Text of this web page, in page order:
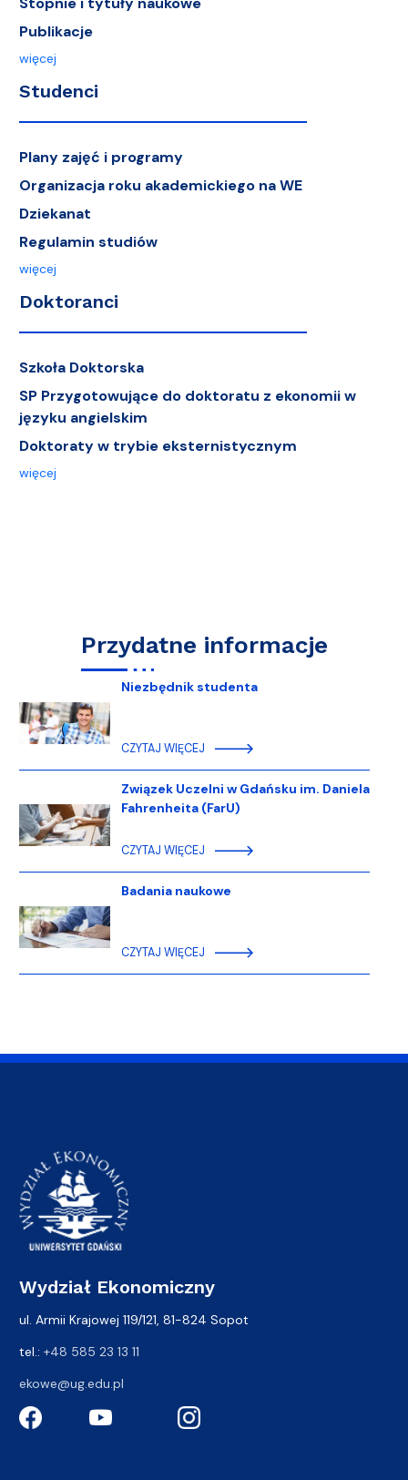
Publikacje
więcej
Studenci
Plany zajęć i programy
Organizacja roku akademickiego na WE
Dziekanat
Regulamin studiów
więcej
Doktoranci
Szkoła Doktorska
SP Przygotowujące do doktoratu z ekonomii w
języku angielskim
Doktoraty w trybie eksternistycznym
więcej
Przydatne informacje
Niezbędnik studenta
CZYTAJ WIĘCEJ
Związek Uczelni w Gdańsku im. Daniela
Fahrenheita (FarU)
CZYTAJ WIĘCEJ
Badania naukowe
CZYTAJ WIĘCEJ
Wydział Ekonomiczny
ul. Armii Krajowej 119/121, 81-824 Sopot
tel.: +48 585 23 13 11
ekowe@ug.edu.pl